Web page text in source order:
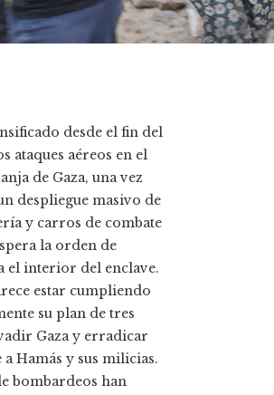
desde el fin del
ataques aéreos en el
de Gaza, una vez
despliegue masivo de
y carros de combate
la orden de
el interior del enclave.
estar cumpliendo
su plan de tres
Gaza y erradicar
Hamás y sus milicias.
bombardeos han